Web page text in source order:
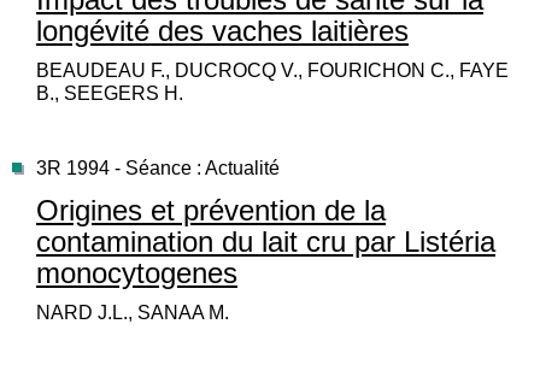
longévité des vaches laitières
BEAUDEAU F., DUCROCQ V., FOURICHON C., FAYE
B., SEEGERS H.
3R 1994 - Séance : Actualité
Origines et prévention de la
contamination du lait cru par Listéria
monocytogenes
NARD J.L., SANAA M.